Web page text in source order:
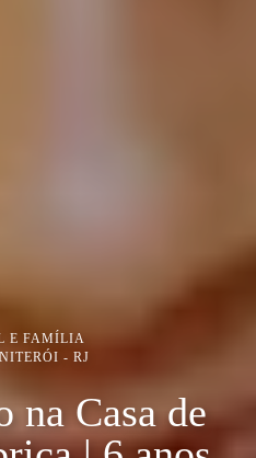
E FAMÍLIA
- RJ
na Casa de